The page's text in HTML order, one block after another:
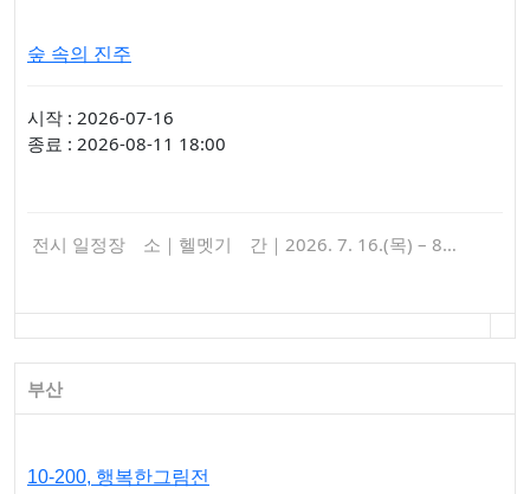
숲 속의 진주
시작 : 2026-07-16
종료 : 2026-08-11 18:00
전시 일정장 소｜헬멧기 간｜2026. 7. 16.(목) – 8…
부산
10-200, 행복한그림전